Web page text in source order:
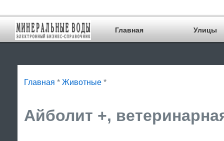
Главная Улицы
Главная * Животные *
Айболит +,